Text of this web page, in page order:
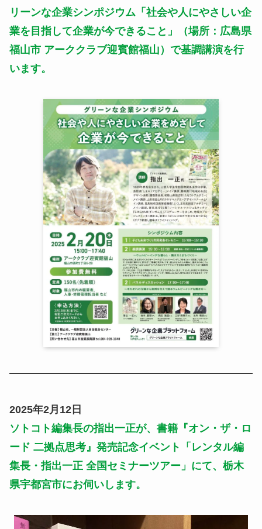
リーンな企業シンポジウム「社会や人にやさしい企
業を目指して企業が今できること」（場所：広島県
福山市 アーククラブ迎賓館福山）で基調講演を行
います。
2025年2月12日
ソトコト編集長の指出一正が、書籍『オン・ザ・ロ
ード 二拠点思考』発売記念イベント「レンタル編
集長・指出一正 全国セミナーツアー」にて、栃木
県宇都宮市にお伺いします。